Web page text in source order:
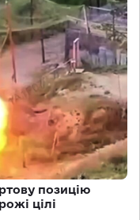
позицію
цілі